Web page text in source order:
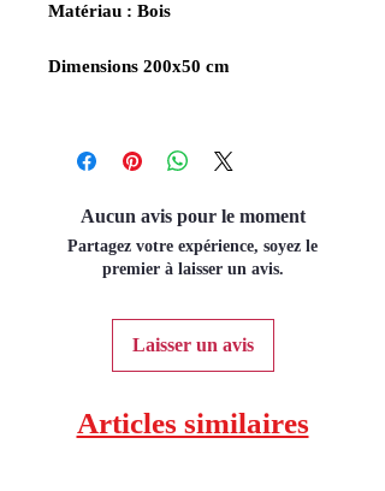
Matériau : Bois
Dimensions 200x50 cm
Aucun avis pour le moment
Partagez votre expérience, soyez le
premier à laisser un avis.
Laisser un avis
Articles similaires